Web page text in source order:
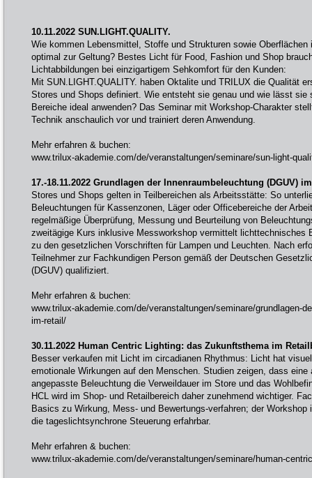
10.11.2022 SUN.LIGHT.QUALITY.
Wie kommen Lebensmittel, Stoffe und Strukturen sowie Oberflächen
optimal zur Geltung? Bestes Licht für Food, Fashion und Shop
Lichtabbildungen bei einzigartigem Sehkomfort für den Kunden:
Mit SUN.LIGHT.QUALITY. haben Oktalite und TRILUX die Qualität
Stores und Shops definiert. Wie entsteht sie genau und wie lässt sie
Bereiche ideal anwenden? Das Seminar mit Workshop-Charakter
Technik anschaulich vor und trainiert deren Anwendung.
Mehr erfahren & buchen:
www.trilux-akademie.com/de/veranstaltungen/seminare/sun-light-
17.-18.11.2022 Grundlagen der Innenraumbeleuchtung (DGUV)
Stores und Shops gelten in Teilbereichen als Arbeitsstätte: So
Beleuchtungen für Kassenzonen, Läger oder Officebereiche der
regelmäßige Überprüfung, Messung und Beurteilung von
zweitägige Kurs inklusive Messworkshop vermittelt lichttechnisches
zu den gesetzlichen Vorschriften für Lampen und Leuchten. Nach
Teilnehmer zur Fachkundigen Person gemäß der Deutschen
(DGUV) qualifiziert.
Mehr erfahren & buchen:
www.trilux-akademie.com/de/veranstaltungen/seminare/grundlagen-
im-retail/
30.11.2022 Human Centric Lighting: das Zukunftsthema im
Besser verkaufen mit Licht im circadianen Rhythmus: Licht hat
emotionale Wirkungen auf den Menschen. Studien zeigen, dass eine
angepasste Beleuchtung die Verweildauer im Store und das
HCL wird im Shop- und Retailbereich daher zunehmend wichtiger.
Basics zu Wirkung, Mess- und Bewertungs-verfahren; der
die tageslichtsynchrone Steuerung erfahrbar.
Mehr erfahren & buchen:
www.trilux-akademie.com/de/veranstaltungen/seminare/human-